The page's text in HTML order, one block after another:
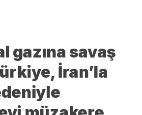
gazına savaş
İran’la